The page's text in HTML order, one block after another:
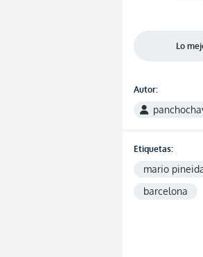
Lo
Autor:
Etiquetas:
mario
barcelona